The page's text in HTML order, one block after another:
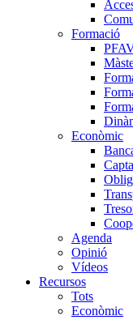
Formació
Econòmic
Agenda
Opinió
Vídeos
Recursos
Tots
Econòmic